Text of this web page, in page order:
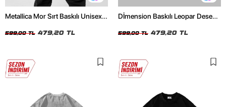
Metallica Mor Sırt Baskılı Unisex
599,00 TL 479,20 TL
Dİmension Baskılı Leopar Desenli
Tshirt
599,00 TL 479,20 TL